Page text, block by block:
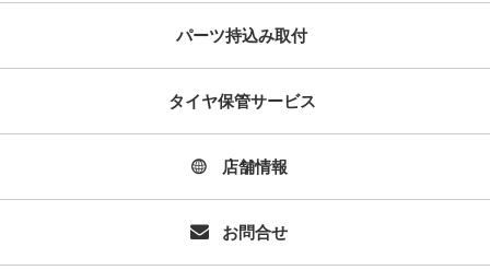
パーツ持込み取付
タイヤ保管サービス
店舗情報
お問合せ